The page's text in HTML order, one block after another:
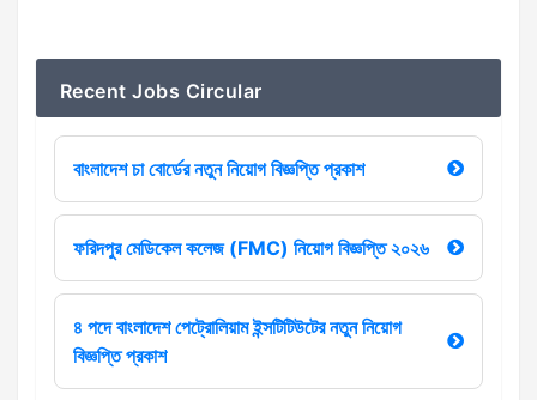
Recent Jobs Circular
বাংলাদেশ চা বোর্ডের নতুন নিয়োগ বিজ্ঞপ্তি প্রকাশ
ফরিদপুর মেডিকেল কলেজ (FMC) নিয়োগ বিজ্ঞপ্তি ২০২৬
৪ পদে বাংলাদেশ পেট্রোলিয়াম ইন্সটিটিউটের নতুন নিয়োগ
বিজ্ঞপ্তি প্রকাশ